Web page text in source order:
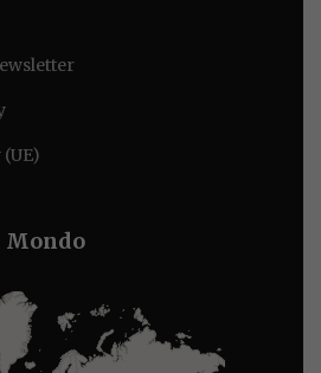
Mondo